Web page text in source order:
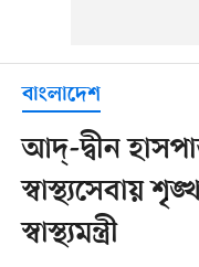
বাংলাদেশ
আদ্-দ্বীন
স্বাস্থ্যসেবায়
স্বাস্থ্যমন্ত্রী